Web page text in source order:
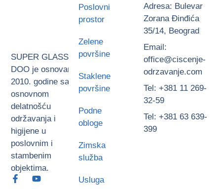
SUPER GLASS
DOO je osnovan
2010. godine sa
osnovnom
delatnošću
održavanja i
higijene u
poslovnim i
stambenim
objektima.
Adresa: Bulevar
Zorana Đinđića
35/14, Beograd
Email:
office@ciscenje-
odrzavanje.com
Tel: +381 11 269-
32-59
Tel: +381 63 639-
399
Poslovni
prostor
Zelene
površine
Staklene
površine
Podne
obloge
Zimska
služba
Usluga